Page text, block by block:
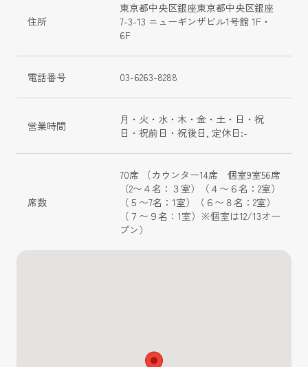
住所
東京都中央区銀座東京都中央区銀座
7-3-13 ニューギンザビル1号館 1F・
6F
電話番号 03-6263-8288
営業時間
月・火・水・木・金・土・日・祝
日・祝前日・祝後日, 定休日:-
席数
70席 （カウンター14席　個室9室56席
（2〜４名：３室）（４〜６名：2室）
（５〜7名：1室）（６〜８名：2室）
（７〜９名：1室）※個室は12/13オー
プン）